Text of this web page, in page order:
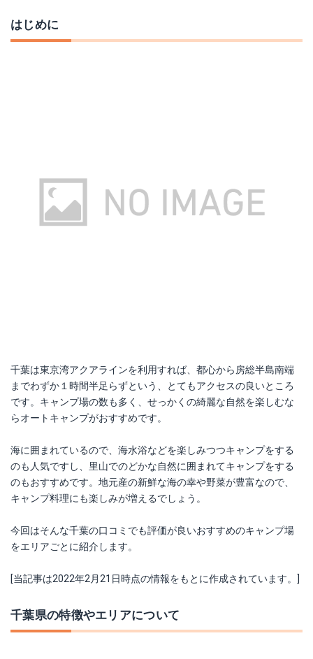
はじめに
千葉は東京湾アクアラインを利用すれば、都心から房総半島南端
までわずか１時間半足らずという、とてもアクセスの良いところ
です。キャンプ場の数も多く、せっかくの綺麗な自然を楽しむな
らオートキャンプがおすすめです。
海に囲まれているので、海水浴などを楽しみつつキャンプをする
のも人気ですし、里山でのどかな自然に囲まれてキャンプをする
のもおすすめです。地元産の新鮮な海の幸や野菜が豊富なので、
キャンプ料理にも楽しみが増えるでしょう。
今回はそんな千葉の口コミでも評価が良いおすすめのキャンプ場
をエリアごとに紹介します。
[当記事は2022年2月21日時点の情報をもとに作成されています。]
千葉県の特徴やエリアについて